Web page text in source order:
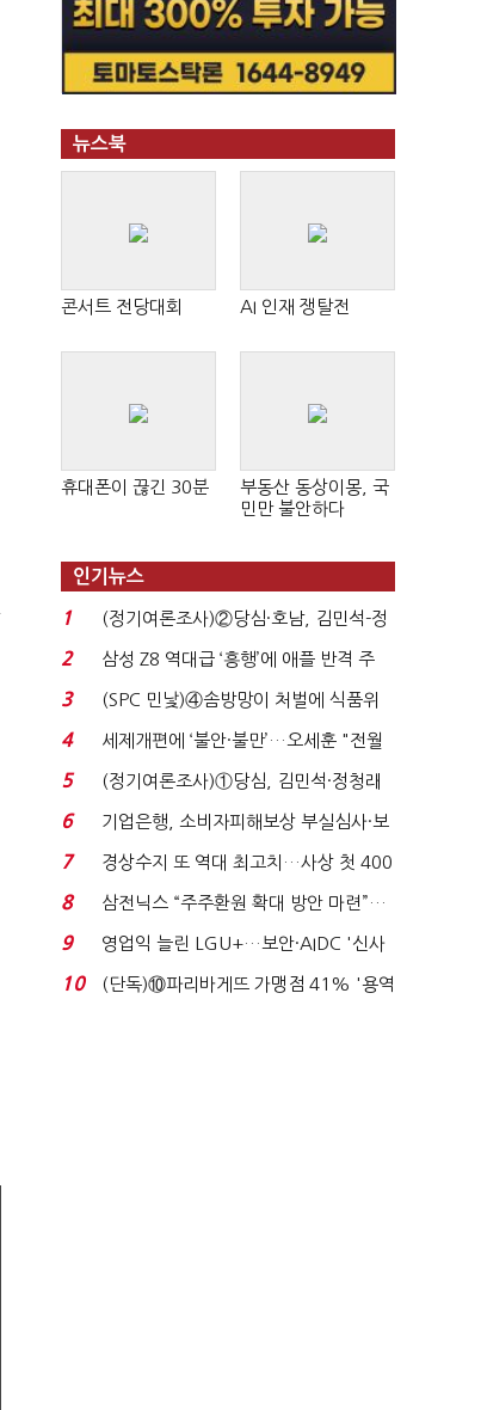
뉴스북
콘서트 전당대회 AI 인재 쟁탈전
휴대폰이 끊긴 30분
부동산 동상이몽, 국
민만 불안하다
인기뉴스
1
(정기여론조사)②당심·호남, 김민석-정
청래 '초접전'...
2
삼성 Z8 역대급 ‘흥행’에 애플 반격 주
목…9월 ‘폴...
3
(SPC 민낯)④솜방망이 처벌에 식품위
생법 위반 반복...
4
세제개편에 ‘불안·불만’…오세훈 "전월
세 구하기 더 ...
5
(정기여론조사)①당심, 김민석·정청래
'초접전'…대통령 ...
6
기업은행, 소비자피해보상 부실심사·보
이스피싱 공시 ...
7
경상수지 또 역대 최고치…사상 첫 400
억달러에 '3% 성...
8
삼전닉스 “주주환원 확대 방안 마련”…
로이터에 성명...
9
영업익 늘린 LGU+…보안·AIDC '신사
업 드라이브'...
10
(단독)⑩파리바게뜨 가맹점 41% '용역